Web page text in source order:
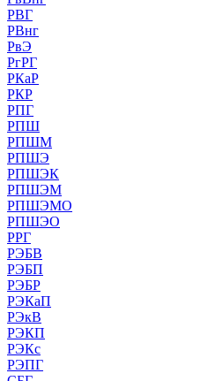
РВГ
РВнг
РвЭ
РгРГ
РКаР
РКР
РПГ
РПШ
РПШМ
РПШЭ
РПШЭК
РПШЭМ
РПШЭМО
РПШЭО
РРГ
РЭБВ
РЭБП
РЭБР
РЭКаП
РЭкВ
РЭКП
РЭКс
РЭПГ